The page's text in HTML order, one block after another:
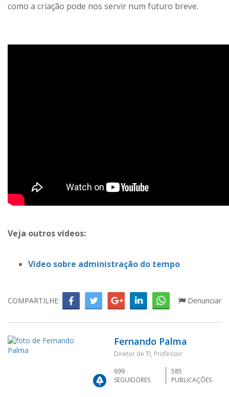
como a criação pode nos servir num futuro breve.
Veja outros vídeos:
Vídeo sobre administração do tempo
COMPARTILHE: Denunciar
Fernando Palma
Diretor de TI, Professor
699
SEGUIDORES
585
PUBLICAÇÕES